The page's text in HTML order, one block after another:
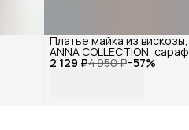
2 129 ₽4 950 ₽−57%
Платье майка из вискозы,
ANNA COLLECTION,
офисный, на бретелях,